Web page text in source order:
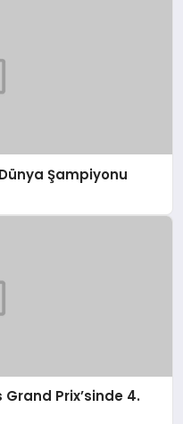
Şampiyonu
Prix’sinde 4.